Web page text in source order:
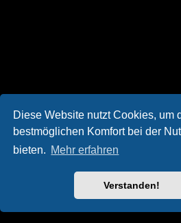
Diese Website nutzt Cookies, um
bestmöglichen Komfort bei der
bieten. Mehr erfahren
Verstanden!